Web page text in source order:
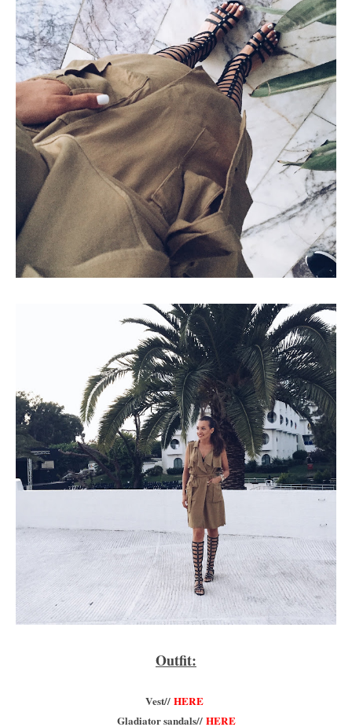
Outfit:
Vest// HERE
Gladiator sandals// HERE